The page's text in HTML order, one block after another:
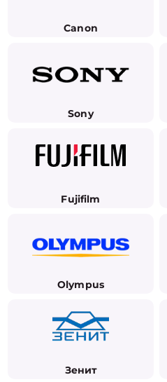
Canon
Sony
Fujifilm
Olympus
Зенит